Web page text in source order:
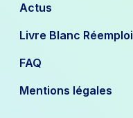
Actus
Livre Blanc Réemploi
FAQ
Mentions légales